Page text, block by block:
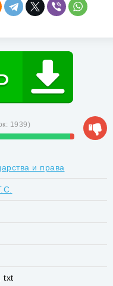
1939)
и права
txt